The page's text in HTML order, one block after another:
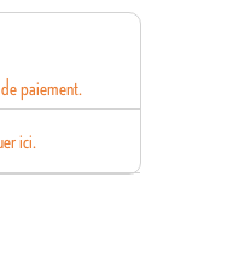
paiement.
ici.